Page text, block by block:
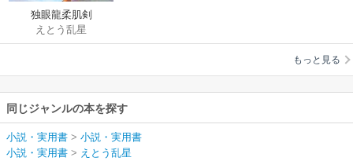
独眼龍柔肌剣
えとう乱星
もっと見る
同じジャンルの本を探す
小説・実用書 > 小説・実用書
小説・実用書 > えとう乱星